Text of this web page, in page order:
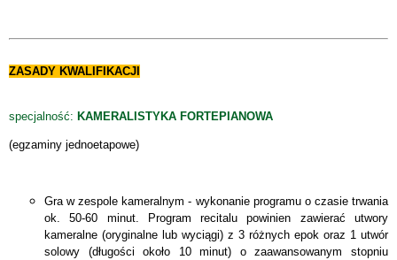
ZASADY KWALIFIKACJI
specjalność: KAMERALISTYKA FORTEPIANOWA
(egzaminy jednoetapowe)
Gra w zespole kameralnym - wykonanie programu o czasie trwania
ok. 50-60 minut. Program recitalu powinien zawierać utwory
kameralne (oryginalne lub wyciągi) z 3 różnych epok oraz 1 utwór
solowy (długości około 10 minut) o zaawansowanym stopniu